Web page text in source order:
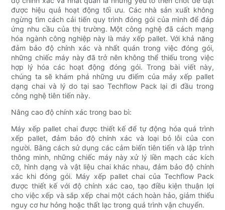
được hiệu quả hoạt động tối ưu. Các nhà sản xuất không
ngừng tìm cách cải tiến quy trình đóng gói của mình để đáp
ứng nhu cầu của thị trường. Một công nghệ đã cách mạng
hóa ngành công nghiệp này là máy xếp pallet. Với khả năng
đảm bảo độ chính xác và nhất quán trong việc đóng gói,
những chiếc máy này đã trở nên không thể thiếu trong việc
hợp lý hóa các hoạt động đóng gói. Trong bài viết này,
chúng ta sẽ khám phá những ưu điểm của máy xếp pallet
dạng chai và lý do tại sao Techflow Pack lại đi đầu trong
công nghệ tiên tiến này.
Nâng cao độ chính xác trong bao bì:
Máy xếp pallet chai được thiết kế để tự động hóa quá trình
xếp pallet, đảm bảo độ chính xác và loại bỏ lỗi của con
người. Bằng cách sử dụng các cảm biến tiên tiến và lập trình
thông minh, những chiếc máy này xử lý liền mạch các kích
cỡ, hình dạng và vật liệu chai khác nhau, đảm bảo độ chính
xác khi đóng gói. Máy xếp pallet chai của Techflow Pack
được thiết kế với độ chính xác cao, tạo điều kiện thuận lợi
cho việc xếp và sắp xếp chai một cách hoàn hảo, giảm thiểu
nguy cơ hư hỏng hoặc thất lạc trong quá trình vận chuyển.